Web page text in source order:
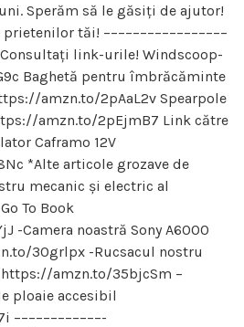
Sperăm să le găsiți de ajutor!
tăi! –––––––––––––––––
Consultați link-urile! Windscoop-
Baghetă pentru îmbrăcăminte
amzn.to/2pAaL2v Spearpole
amzn.to/2pEjmB7 Link către
Caframo 12V
*Alte articole grozave de
mecanic și electric al
To Book
-Camera noastră Sony A6000
30grlpx -Rucsacul nostru
amzn.to/35bjcSm –
ploaie accesibil